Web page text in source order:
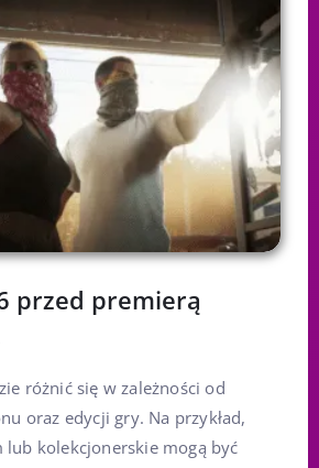
przed premierą
różnić się w zależności od
oraz edycji gry. Na przykład,
kolekcjonerskie mogą być